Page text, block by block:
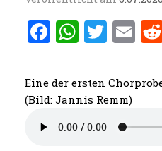
F
ce
b
o
W
at
s
A
T
it
te
E
ai
l
Eine der ersten
(Bild: Jannis Remm)